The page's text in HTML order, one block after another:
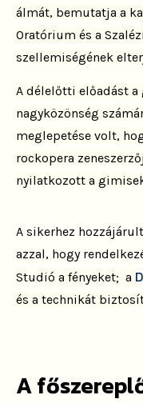
álmát, bemutatja a
Oratórium és a
szellemiségének
A délelőtti előadást
nagyközönség
meglepetése volt,
rockopera
nyilatkozott a
A sikerhez
azzal, hogy
Studió a fényeket; a
és a technikát
A